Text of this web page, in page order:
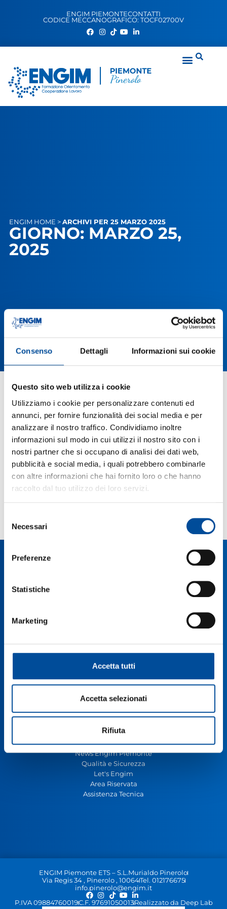
Consenso Dettagli Informazioni sui cookie
Questo sito web utilizza i cookie
Utilizziamo i cookie per personalizzare contenuti ed
annunci, per fornire funzionalità dei social media e per
analizzare il nostro traffico. Condividiamo inoltre
informazioni sul modo in cui utilizzi il nostro sito con i
nostri partner che si occupano di analisi dei dati web,
pubblicità e social media, i quali potrebbero combinarle
con altre informazioni che hai fornito loro o che hanno
raccolto dal tuo utilizzo dei loro servizi.
del
consenso
Necessari
Preferenze
Statistiche
Marketing
Accetta tutti
Accetta selezionati
Rifiuta
ENGIM PIEMONTECONTATTI
CODICE MECCANOGRAFICO: TOCF02700V
ENGIM HOME > ARCHIVI PER 25 MARZO 2025
GIORNO: MARZO 25,
2025
LEGGI L'ARTICOLO
AMMINISTRAZIONE TRASPARENTE
Cookie Policy
Codice Etico
News Engim Piemonte
Qualità e Sicurezza
Let's Engim
Area Riservata
Assistenza Tecnica
ENGIM Piemonte ETS – S.L.Murialdo Pinerolo
Via Regis 34 , Pinerolo , 10064Tel. 012176675
info.pinerolo@engim.it
P.IVA 09884760019C.F. 97691050013Realizzato da Deep Lab